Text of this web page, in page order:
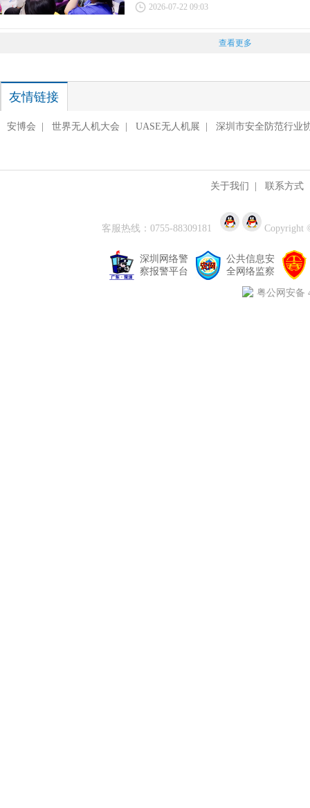
2026-07-22 09:03
查看更多
友情链接
安博会 世界无人机大会 UASE无人机展 深圳市安全防范行业
关于我们 |联系方式
客服热线：0755-88309181 Copyright
深圳网络警
察报警平台
公共信息安
全网络监察
粤公网安备